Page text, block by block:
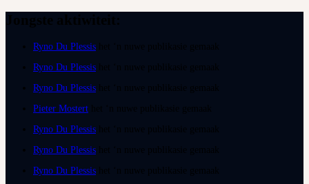
Ryno Du Plessis
Ryno Du Plessis
Ryno Du Plessis
Pieter Mostert
Ryno Du Plessis
Ryno Du Plessis
Ryno Du Plessis